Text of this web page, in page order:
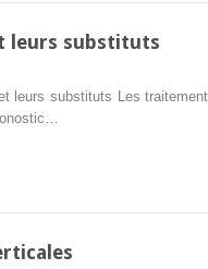
implantaire
leurs substituts
greffons
osseux
leurs substituts Les